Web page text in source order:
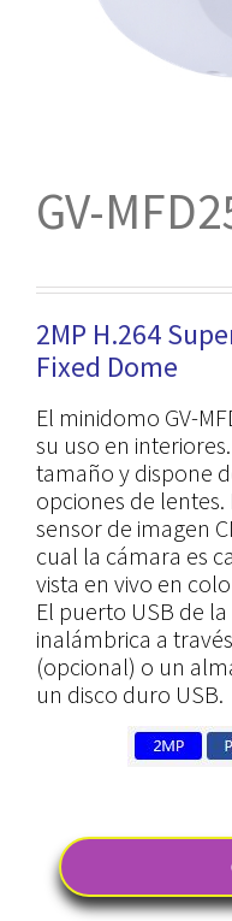
GV-
2MP H.264
Fixed Dome
El minidomo GV-
su uso en
tamaño y dispone
opciones de lentes.
sensor de imagen
cual la cámara es
vista en vivo en
El puerto USB de
inalámbrica a
(opcional) o un
un disco duro USB.